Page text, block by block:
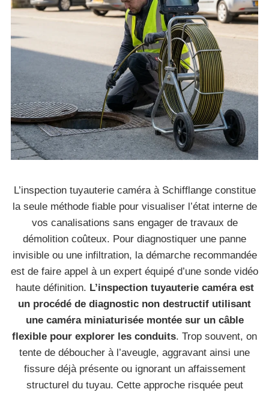
L’inspection tuyauterie caméra à Schifflange constitue
la seule méthode fiable pour visualiser l’état interne de
vos canalisations sans engager de travaux de
démolition coûteux. Pour diagnostiquer une panne
invisible ou une infiltration, la démarche recommandée
est de faire appel à un expert équipé d’une sonde vidéo
haute définition. L’inspection tuyauterie caméra est
un procédé de diagnostic non destructif utilisant
une caméra miniaturisée montée sur un câble
flexible pour explorer les conduits. Trop souvent, on
tente de déboucher à l’aveugle, aggravant ainsi une
fissure déjà présente ou ignorant un affaissement
structurel du tuyau. Cette approche risquée peut